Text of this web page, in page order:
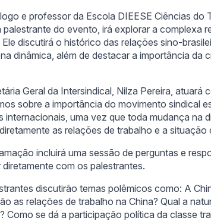
e professor da Escola DIEESE Ciências do
palestrante do evento, irá explorar a complexa
Ele discutirá o histórico das relações sino-
dinâmica, além de destacar a importância da
Geral da Intersindical, Nilza Pereira,
sobre a importância do movimento sindical
internacionais, uma vez que toda mudança na
as relações de trabalho e a situação
incluirá uma sessão de perguntas e
diretamente com os palestrantes.
discutirão temas polêmicos como: A
as relações de trabalho na China? Qual a
Como se dá a participação política da classe